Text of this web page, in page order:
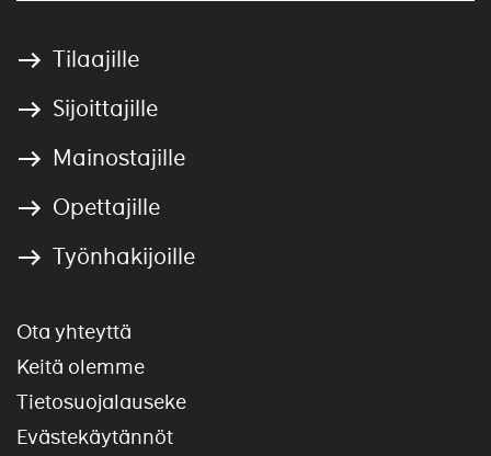
Tilaajille
Sijoittajille
Mainostajille
Opettajille
Työnhakijoille
Ota yhteyttä
Keitä olemme
Tietosuojalauseke
Evästekäytännöt